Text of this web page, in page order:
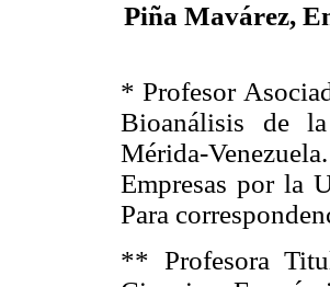
Piña Mavárez,
* Profesor
Bioanálisis de
Mérida-
Empresas por la
Para
** Profesora